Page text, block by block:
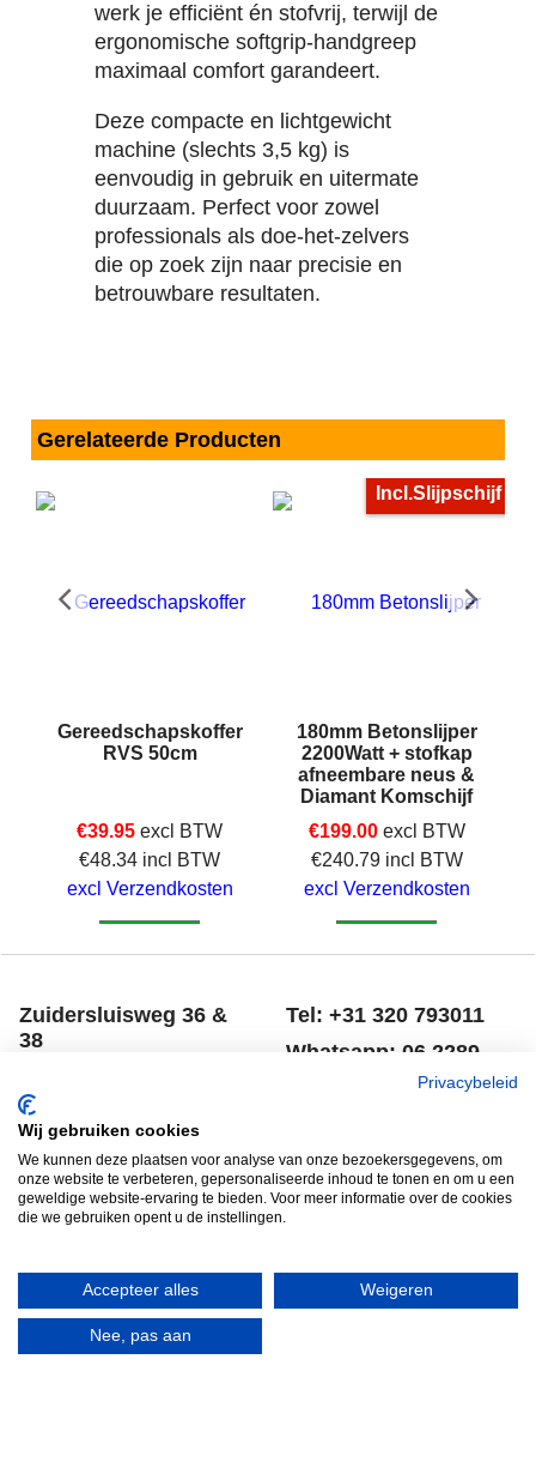
werk je efficiënt én stofvrij, terwijl de
ergonomische softgrip-handgreep
maximaal comfort garandeert.
Deze compacte en lichtgewicht
machine (slechts 3,5 kg) is
eenvoudig in gebruik en uitermate
duurzaam. Perfect voor zowel
professionals als doe-het-zelvers
die op zoek zijn naar precisie en
betrouwbare resultaten.
Gerelateerde Producten
Gereedschapskoffer
RVS 50cm
€39.95 excl BTW
€48.34 incl BTW
excl Verzendkosten
Incl.Slijpschijf
180mm Betonslijper
2200Watt + stofkap
afneembare neus &
Diamant Komschijf
€199.00 excl BTW
€240.79 incl BTW
excl Verzendkosten
Zuidersluisweg 36 &
38
Nederland
Informatie
Tel: +31 320 793011
Whatsapp: 06 2289
Winkelmandje
Contact
Winkelmandje
Disclaimer
Retouneren
Garantie voorwaarden
Privacybeleid
Wij gebruiken cookies
We kunnen deze plaatsen voor analyse van onze bezoekersgegevens, om
onze website te verbeteren, gepersonaliseerde inhoud te tonen en om u een
geweldige website-ervaring te bieden. Voor meer informatie over de cookies
die we gebruiken opent u de instellingen.
Accepteer alles Weigeren
Nee, pas aan